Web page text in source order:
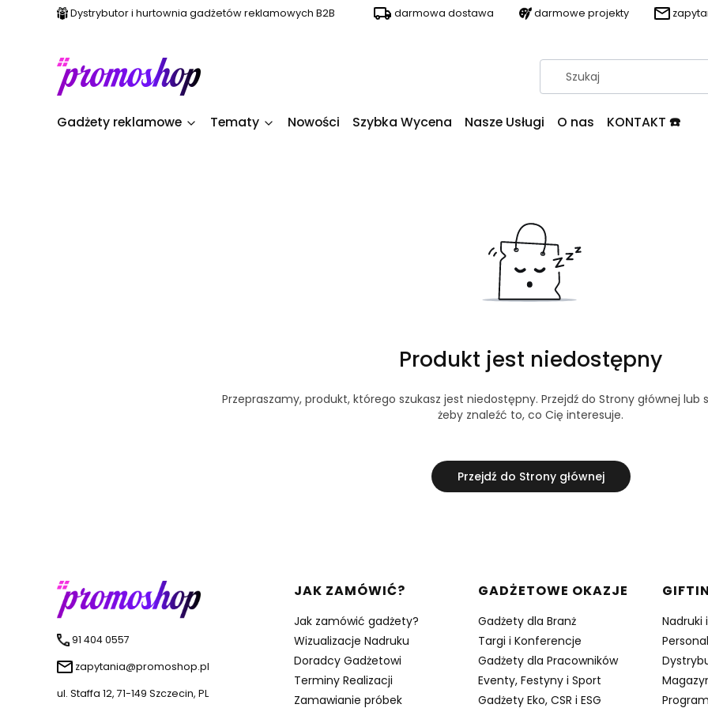
Dystrybutor i hurtownia gadżetów reklamowych B2B darmowa dostawa darmowe projekty
Gadżety reklamowe Tematy Nowości Szybka Wycena Nasze Usługi O nas KONTAKT ☎️
Produkt jest niedostępny
Przepraszamy, produkt, którego szukasz jest niedostępny. Przejdź do Strony głównej lub
żeby znaleźć to, co Cię interesuje.
Przejdź do Strony głównej
91 404 0557
zapytania@promoshop.pl
ul. Staffa 12, 71-149 Szczecin, PL
Linki w stopce
JAK ZAMÓWIĆ?
Jak zamówić gadżety?
Wizualizacje Nadruku
Doradcy Gadżetowi
Terminy Realizacji
Zamawianie próbek
GADŻETOWE OKAZJE
Gadżety dla Branż
Targi i Konferencje
Gadżety dla Pracowników
Eventy, Festyny i Sport
Gadżety Eko, CSR i ESG
Nadruki